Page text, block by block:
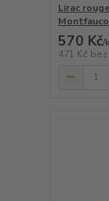
Lirac
570 Kč/
471 Kč bez